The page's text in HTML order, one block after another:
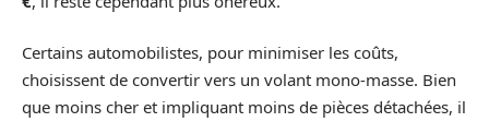
Certains automobilistes, pour minimiser les coûts,
choisissent de convertir vers un volant mono-masse. Bien
que moins cher et impliquant moins de pièces détachées, il